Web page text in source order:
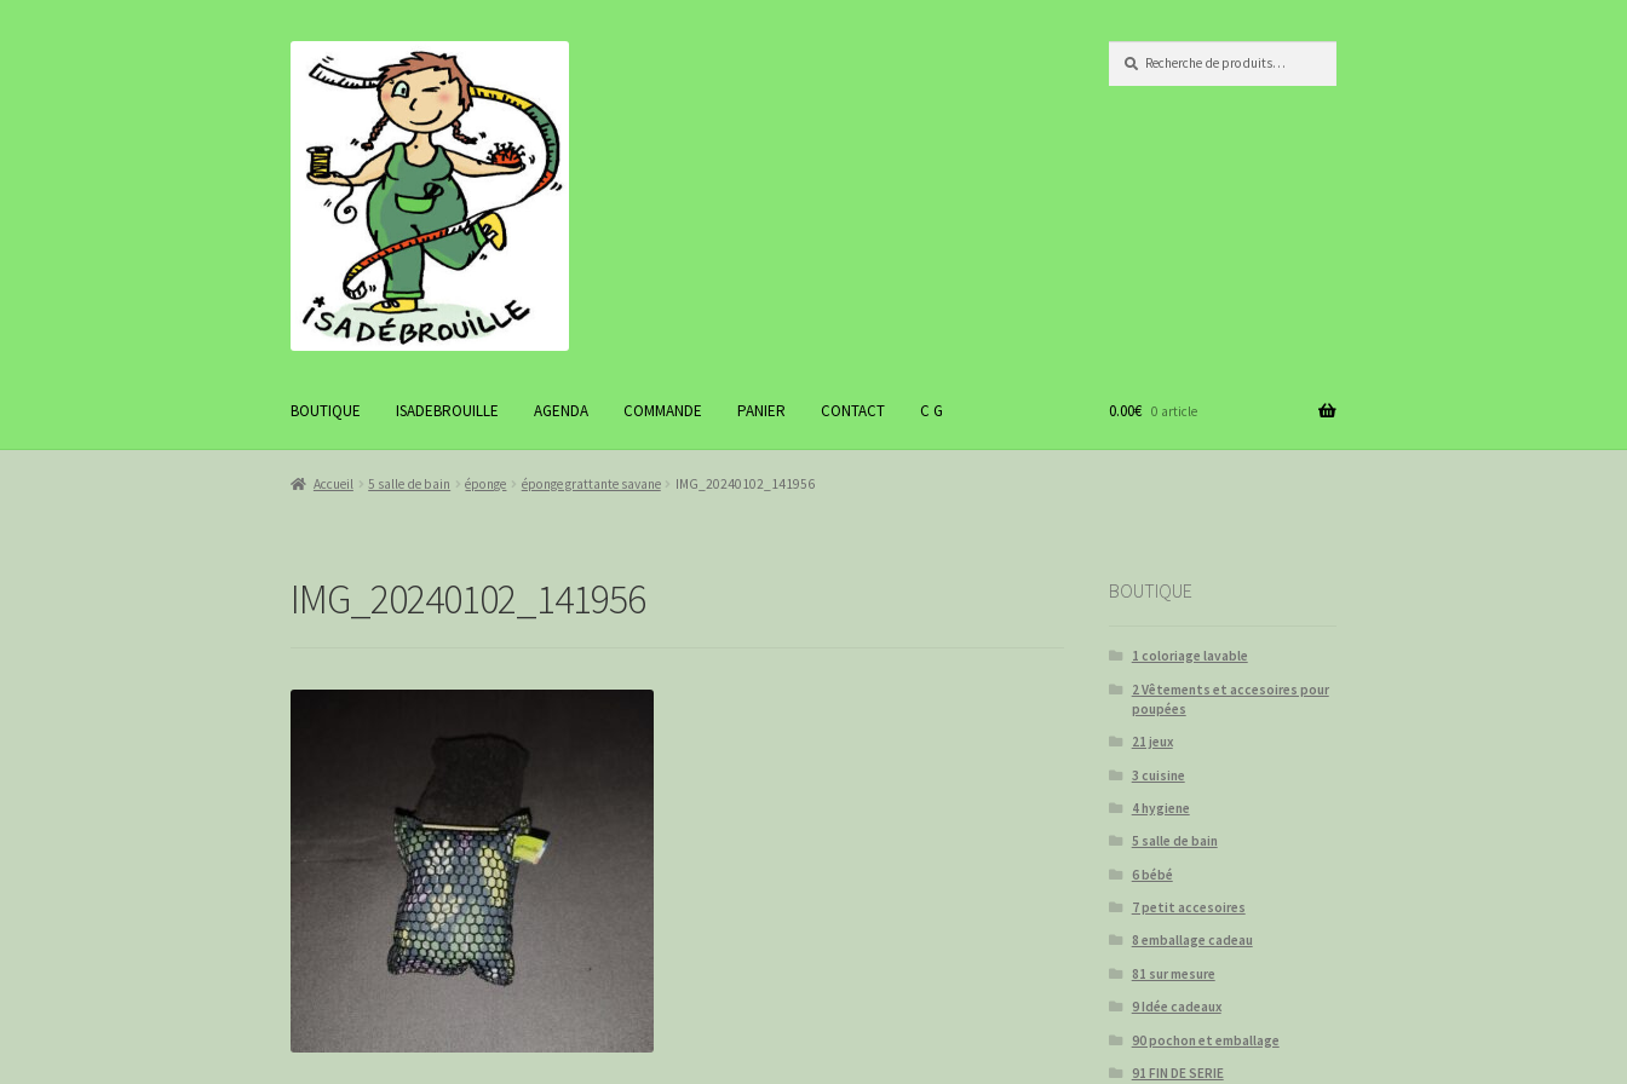
pour :
BOUTIQUE ISADEBROUILLE AGENDA COMMANDE PANIER CONTACT C G 0.00€ 0 article
Accueil 5 salle de bain éponge éponge grattante savane IMG_20240102_141956
IMG_20240102_141956 BOUTIQUE
1 coloriage lavable
2 Vêtements et accesoires pour
poupées
21 jeux
3 cuisine
4 hygiene
5 salle de bain
6 bébé
7 petit accesoires
8 emballage cadeau
81 sur mesure
9 Idée cadeaux
90 pochon et emballage
91 FIN DE SERIE